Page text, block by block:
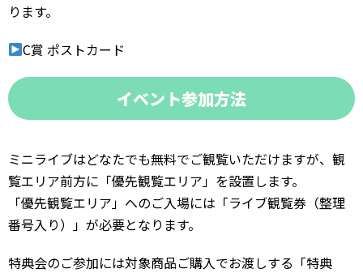
ります。
C賞 ポストカード
イベント参加方法
ミニライブはどなたでも無料でご観覧いただけますが、観
覧エリア前方に「優先観覧エリア」を設置します。
「優先観覧エリア」へのご入場には「ライブ観覧券（整理
番号入り）」が必要となります。
特典会のご参加には対象商品ご購入でお渡しする「特典